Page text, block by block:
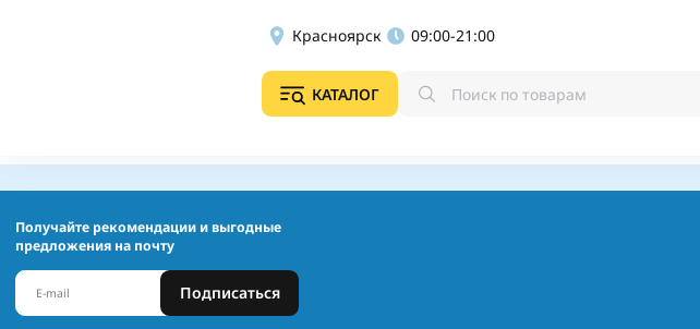
Красноярск 09:00-21:00
КАТАЛОГ
Получайте рекомендации и выгодные
предложения на почту
Подписаться